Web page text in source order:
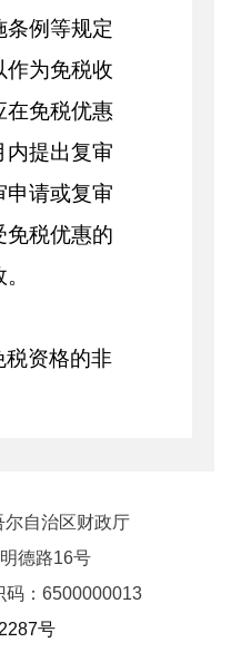
条例等规定
作为免税收
在免税优惠
内提出复审
申请或复审
免税优惠的
税资格的非
务总
区税务局
自治区财政厅
德路16号
码：6500000013
号